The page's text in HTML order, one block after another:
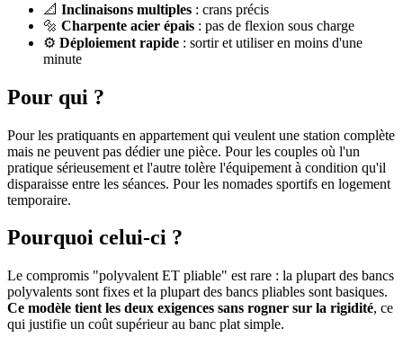
📐 Inclinaisons multiples : crans précis
🔩 Charpente acier épais : pas de flexion sous charge
⚙️ Déploiement rapide : sortir et utiliser en moins d'une
minute
Pour qui ?
Pour les pratiquants en appartement qui veulent une station complète
mais ne peuvent pas dédier une pièce. Pour les couples où l'un
pratique sérieusement et l'autre tolère l'équipement à condition qu'il
disparaisse entre les séances. Pour les nomades sportifs en logement
temporaire.
Pourquoi celui-ci ?
Le compromis "polyvalent ET pliable" est rare : la plupart des bancs
polyvalents sont fixes et la plupart des bancs pliables sont basiques.
Ce modèle tient les deux exigences sans rogner sur la rigidité, ce
qui justifie un coût supérieur au banc plat simple.